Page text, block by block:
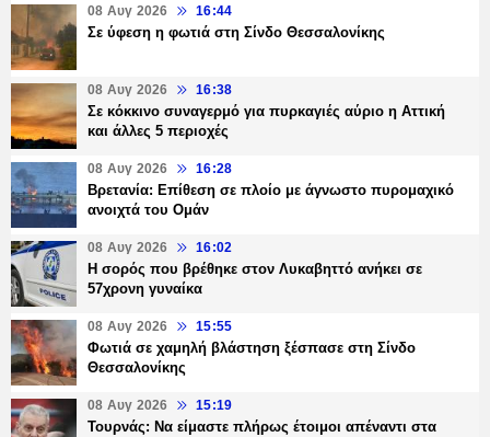
08 Αυγ 2026 16:44
Σε ύφεση η φωτιά στη Σίνδο Θεσσαλονίκης
08 Αυγ 2026 16:38
Σε κόκκινο συναγερμό για πυρκαγιές αύριο η Αττική
και άλλες 5 περιοχές
08 Αυγ 2026 16:28
Βρετανία: Επίθεση σε πλοίο με άγνωστο πυρομαχικό
ανοιχτά του Ομάν
08 Αυγ 2026 16:02
Η σορός που βρέθηκε στον Λυκαβηττό ανήκει σε
57χρονη γυναίκα
08 Αυγ 2026 15:55
Φωτιά σε χαμηλή βλάστηση ξέσπασε στη Σίνδο
Θεσσαλονίκης
08 Αυγ 2026 15:19
Τουρνάς: Να είμαστε πλήρως έτοιμοι απέναντι στα